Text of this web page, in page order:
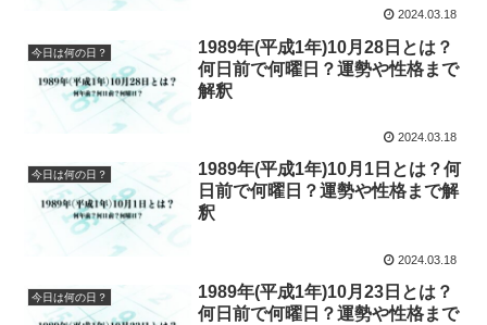
2024.03.18
今日は何の日？
1989年(平成1年)10月28日とは？
何日前で何曜日？運勢や性格まで
解釈
2024.03.18
今日は何の日？
1989年(平成1年)10月1日とは？何
日前で何曜日？運勢や性格まで解
釈
2024.03.18
今日は何の日？
1989年(平成1年)10月23日とは？
何日前で何曜日？運勢や性格まで